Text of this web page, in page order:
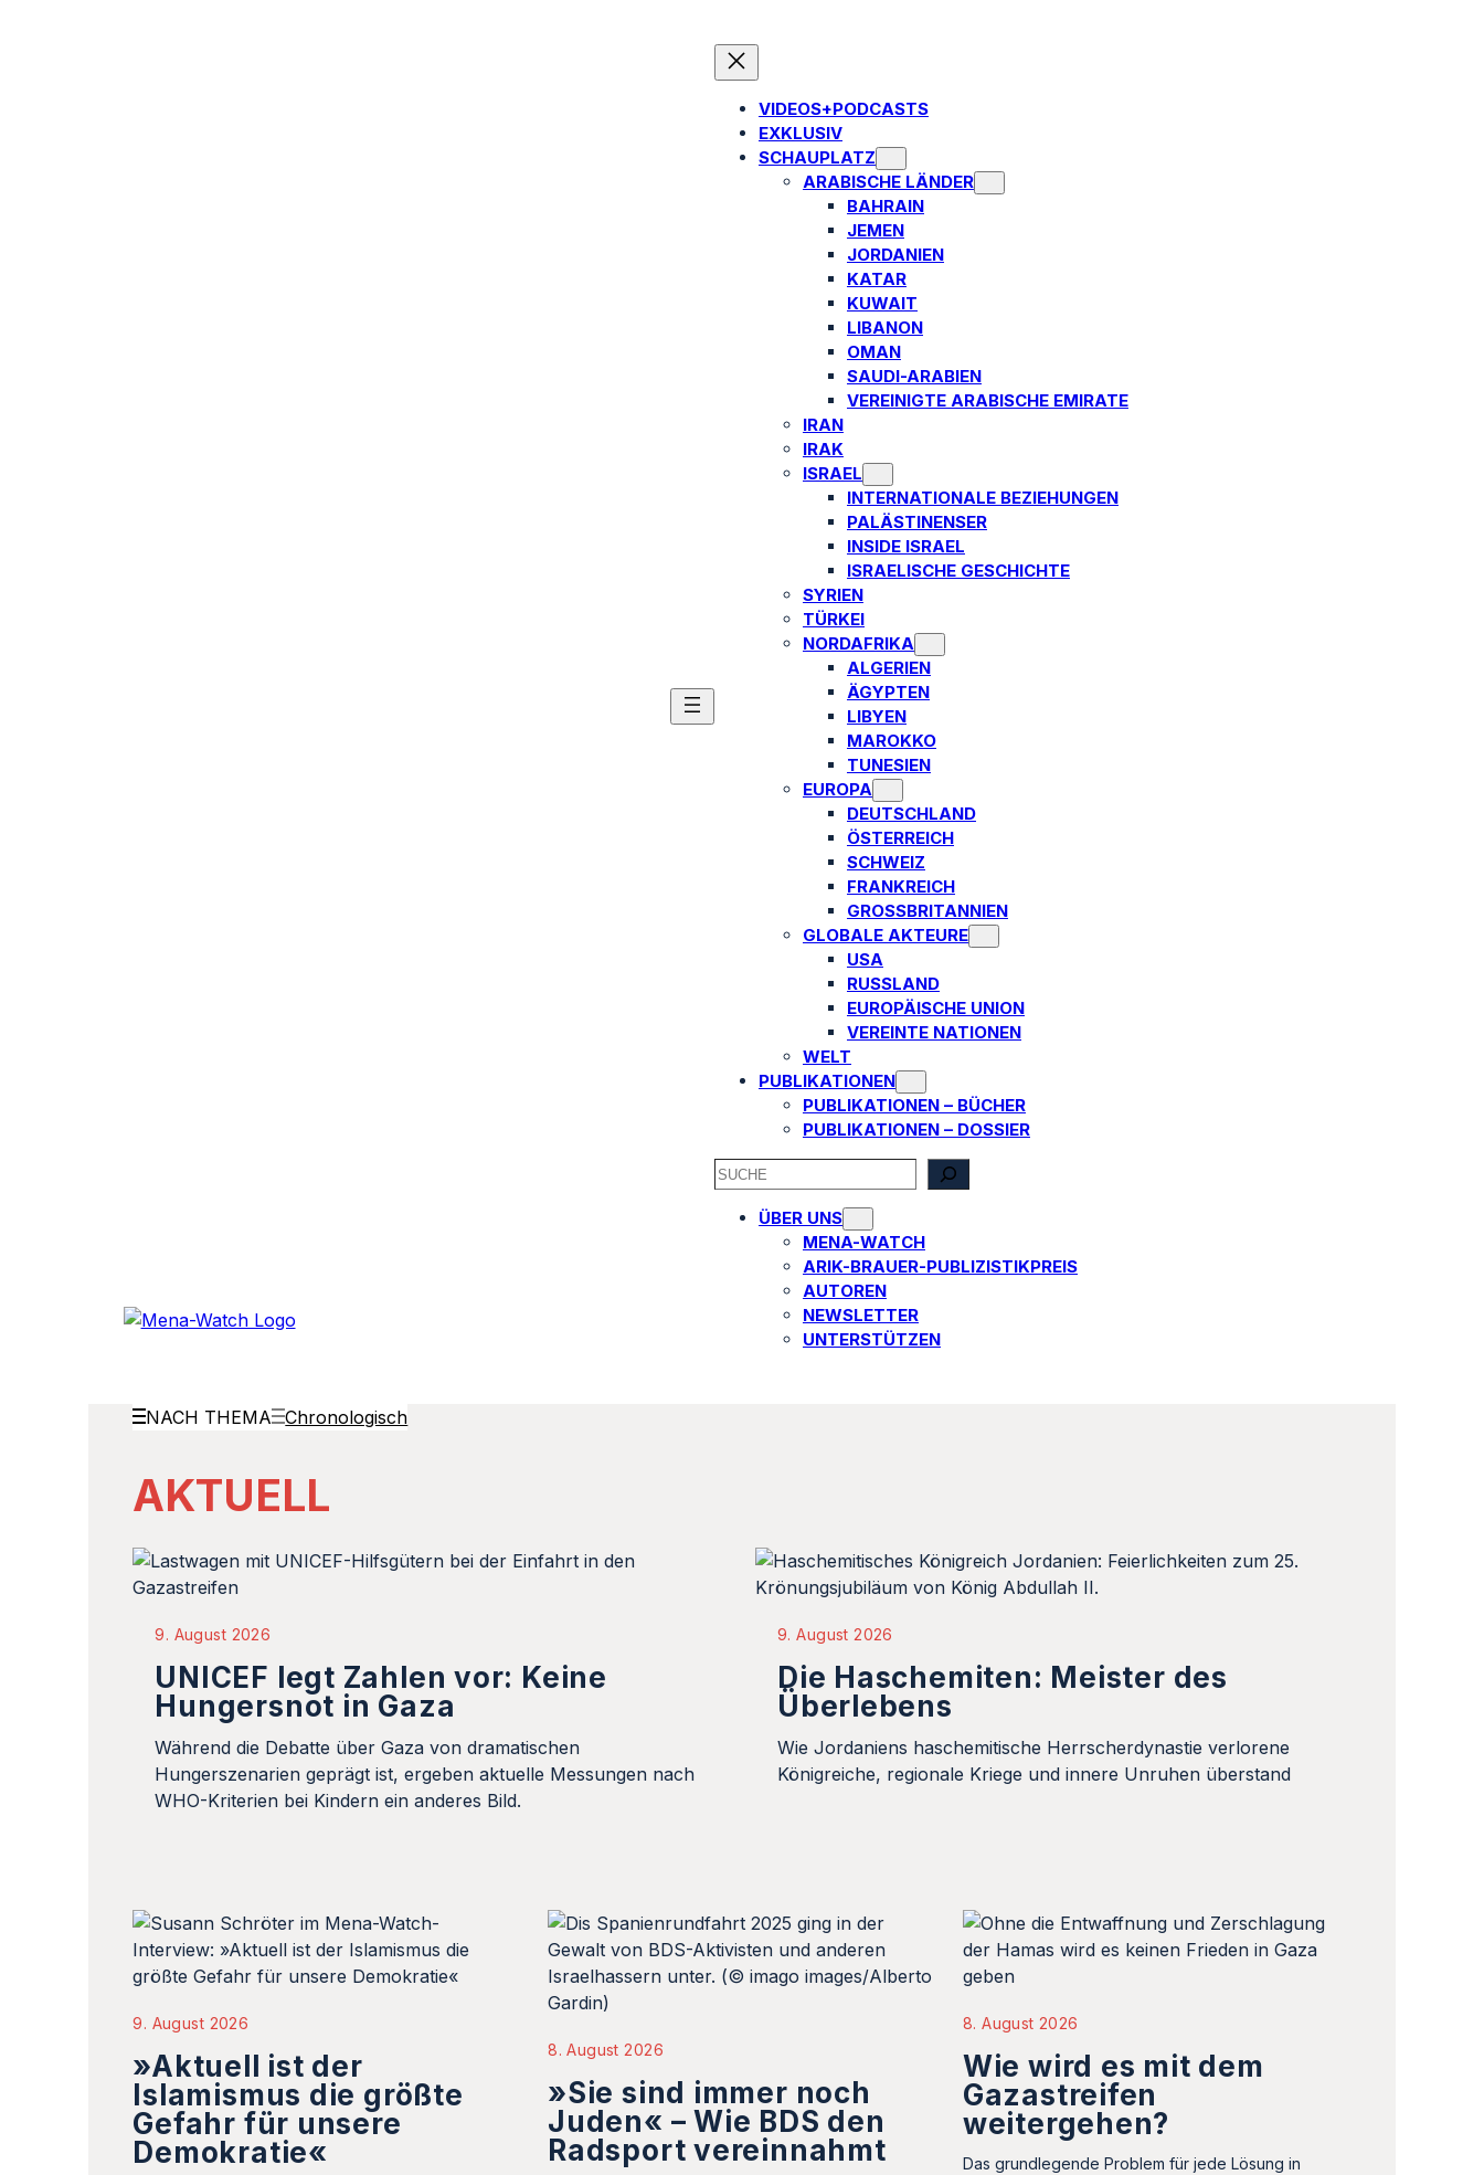
VIDEOS+PODCASTS
EXKLUSIV
SCHAUPLATZ
ARABISCHE LÄNDER
BAHRAIN
JEMEN
JORDANIEN
KATAR
KUWAIT
LIBANON
OMAN
SAUDI-ARABIEN
VEREINIGTE ARABISCHE EMIRATE
IRAN
IRAK
ISRAEL
INTERNATIONALE BEZIEHUNGEN
PALÄSTINENSER
INSIDE ISRAEL
ISRAELISCHE GESCHICHTE
SYRIEN
TÜRKEI
NORDAFRIKA
ALGERIEN
ÄGYPTEN
LIBYEN
MAROKKO
TUNESIEN
EUROPA
DEUTSCHLAND
ÖSTERREICH
SCHWEIZ
FRANKREICH
GROSSBRITANNIEN
GLOBALE AKTEURE
USA
RUSSLAND
EUROPÄISCHE UNION
VEREINTE NATIONEN
WELT
PUBLIKATIONEN
PUBLIKATIONEN – BÜCHER
PUBLIKATIONEN – DOSSIER
SEARCH
ÜBER UNS
MENA-WATCH
ARIK-BRAUER-PUBLIZISTIKPREIS
AUTOREN​
NEWSLETTER
UNTERSTÜTZEN
NACH THEMA Chronologisch
AKTUELL
9. August 2026
UNICEF legt Zahlen vor: Keine
Hungersnot in Gaza
Während die Debatte über Gaza von dramatischen
Hungerszenarien geprägt ist, ergeben aktuelle Messungen nach
WHO-Kriterien bei Kindern ein anderes Bild.
9. August 2026
Die Haschemiten: Meister des
Überlebens
Wie Jordaniens haschemitische Herrscherdynastie verlorene
Königreiche, regionale Kriege und innere Unruhen überstand
9. August 2026
»Aktuell ist der
Islamismus die größte
Gefahr für unsere
Demokratie«
8. August 2026
»Sie sind immer noch
Juden« – Wie BDS den
Radsport vereinnahmt
8. August 2026
Wie wird es mit dem
Gazastreifen
weitergehen?
Das grundlegende Problem für jede Lösung in